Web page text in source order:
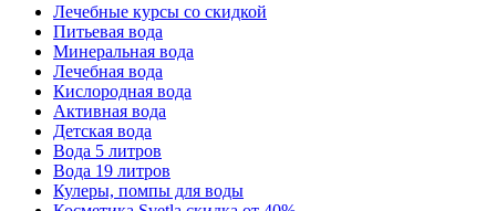
Лечебные курсы со скидкой
Питьевая вода
Минеральная вода
Лечебная вода
Кислородная вода
Активная вода
Детская вода
Вода 5 литров
Вода 19 литров
Кулеры, помпы для воды